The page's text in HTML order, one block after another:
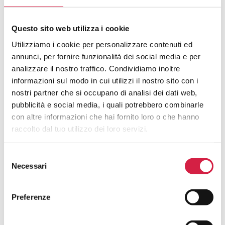
Questo sito web utilizza i cookie
Utilizziamo i cookie per personalizzare contenuti ed
annunci, per fornire funzionalità dei social media e per
analizzare il nostro traffico. Condividiamo inoltre
informazioni sul modo in cui utilizzi il nostro sito con i
nostri partner che si occupano di analisi dei dati web,
pubblicità e social media, i quali potrebbero combinarle
con altre informazioni che hai fornito loro o che hanno
raccolto dal tuo utilizzo dei loro servizi.
delNecessari
Preferenze
ROSA
Come Viene Assegnato Il Bollino
Rosa?
Come Riconosco Un Ospedale Bollino